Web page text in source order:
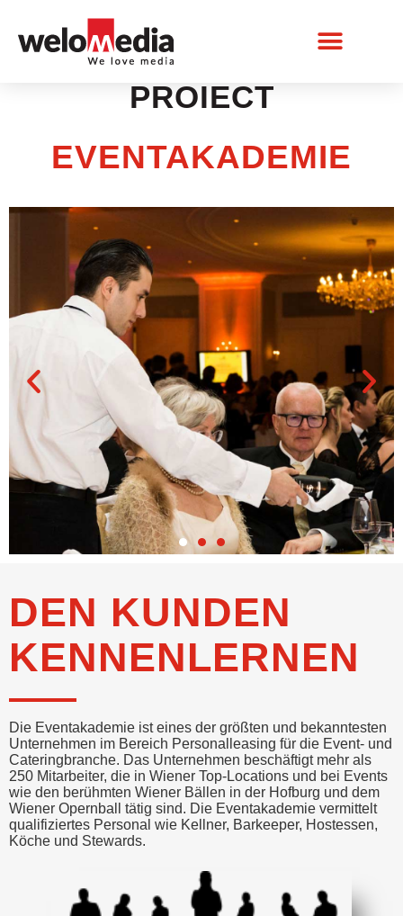
PROIECT
EVENTAKADEMIE
DEN KUNDEN
KENNENLERNEN
Die Eventakademie ist eines der größten und bekanntesten
Unternehmen im Bereich Personalleasing für die Event- und
Cateringbranche. Das Unternehmen beschäftigt mehr als
250 Mitarbeiter, die in Wiener Top-Locations und bei Events
wie den berühmten Wiener Bällen in der Hofburg und dem
Wiener Opernball tätig sind. Die Eventakademie vermittelt
qualifiziertes Personal wie Kellner, Barkeeper, Hostessen,
Köche und Stewards.